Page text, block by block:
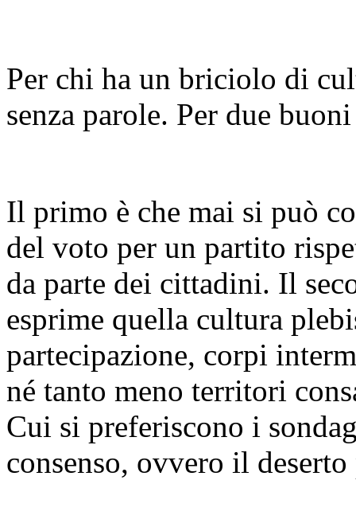
Per chi ha un briciolo di
senza parole. Per due
Il primo è che mai si può
del voto per un partito
da parte dei cittadini. Il
esprime quella cultura
partecipazione, corpi
né tanto meno territori
Cui si preferiscono i
consenso, ovvero il